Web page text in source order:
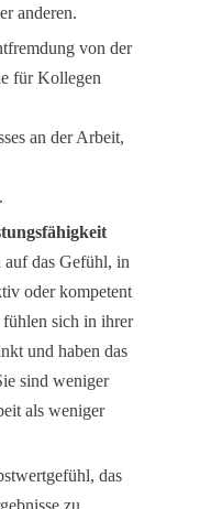
anderen.
von der
für Kollegen
an der Arbeit,
das Gefühl, in
oder kompetent
sich in ihrer
und haben das
sind weniger
als weniger
das
zu